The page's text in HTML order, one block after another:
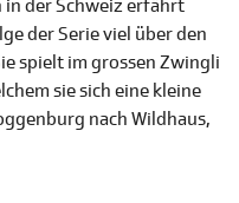
der Schweiz erfährt
der Serie viel über den
spielt im grossen Zwingli
sie sich eine kleine
nach Wildhaus,